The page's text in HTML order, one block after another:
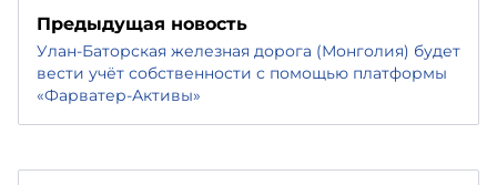
Предыдущая новость
Улан-Баторская железная дорога (Монголия) будет
вести учёт собственности с помощью платформы
«Фарватер-Активы»